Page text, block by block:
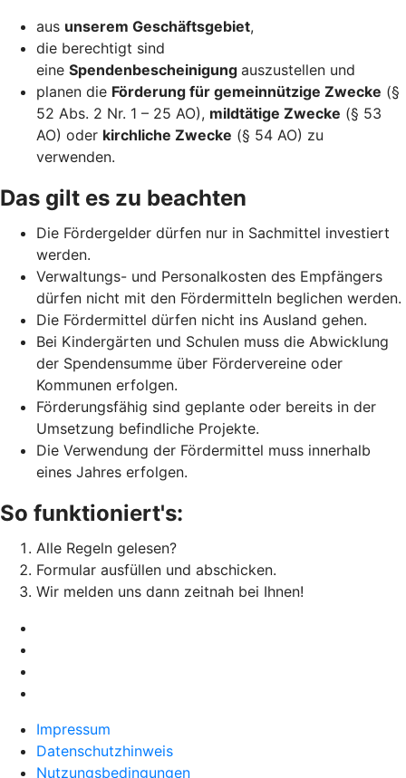
aus unserem Geschäftsgebiet,
die berechtigt sind
eine Spendenbescheinigung auszustellen und
planen die Förderung für gemeinnützige Zwecke (§
52 Abs. 2 Nr. 1 – 25 AO), mildtätige Zwecke (§ 53
AO) oder kirchliche Zwecke (§ 54 AO) zu
verwenden.
Das gilt es zu beachten
Die Fördergelder dürfen nur in Sachmittel investiert
werden.
Verwaltungs- und Personalkosten des Empfängers
dürfen nicht mit den Fördermitteln beglichen werden.
Die Fördermittel dürfen nicht ins Ausland gehen.
Bei Kindergärten und Schulen muss die Abwicklung
der Spendensumme über Fördervereine oder
Kommunen erfolgen.
Förderungsfähig sind geplante oder bereits in der
Umsetzung befindliche Projekte.
Die Verwendung der Fördermittel muss innerhalb
eines Jahres erfolgen.
So funktioniert's:
Alle Regeln gelesen?
Formular ausfüllen und abschicken.
Wir melden uns dann zeitnah bei Ihnen!
Impressum
Datenschutzhinweis
Nutzungsbedingungen